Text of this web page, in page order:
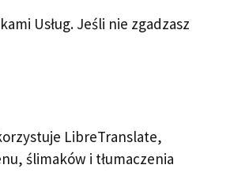
Usług. Jeśli nie zgadzasz
LibreTranslate,
ślimaków i tłumaczenia